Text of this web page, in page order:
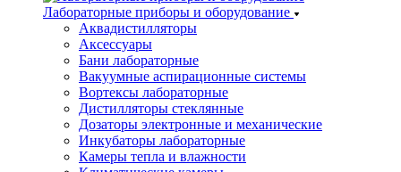
Лабораторные приборы и оборудование
Аквадистилляторы
Аксессуары
Бани лабораторные
Вакуумные аспирационные системы
Вортексы лабораторные
Дистилляторы стеклянные
Дозаторы электронные и механические
Инкубаторы лабораторные
Камеры тепла и влажности